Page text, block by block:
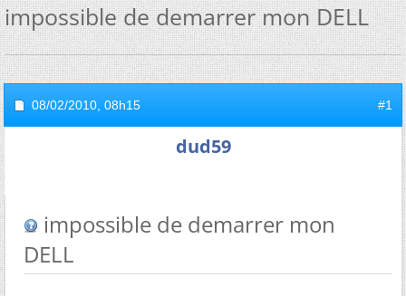
impossible de demarrer mon DELL
08/02/2010, 08h15 #1
dud59
impossible de demarrer mon
DELL